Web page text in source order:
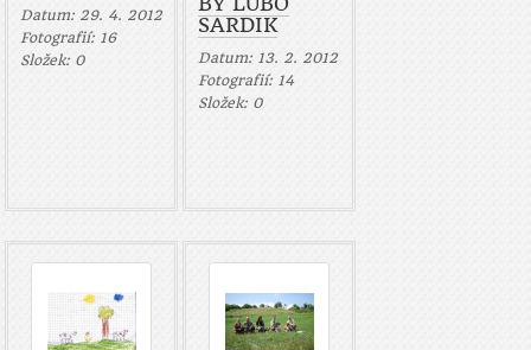
Datum: 29. 4. 2012
Fotografií: 16
Složek: 0
SARDIK
Datum: 13. 2. 2012
Fotografií: 14
Složek: 0